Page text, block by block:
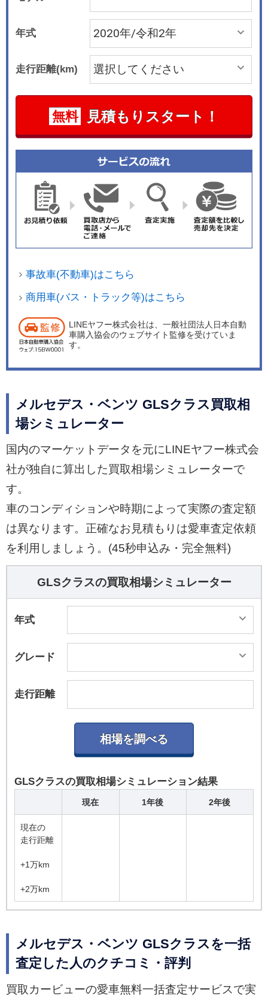
スカバーで融合させることでドアパネルまで流れ
るようなデザインとしたほか、スイッチ類も金属
の質感を備えたデザインに一新。前席にはシート
ベンチレーターやステアリングヒーター、温冷機
能付きカップホルダーを装着した。 ホイールベー
スの延長によって居住性や積載性も向上してお
り、2列目シートには電動シートバックによる前
後スライド機能を装着。もっとも後方にスライド
20：40分割可倒式バックレストや左右ヘッドレス
トの高さ調整は電動とした。2人掛けの3列目シー
トは全モデルに標準となり、可倒式でありながら
身長194ｃｍの乗員にも対応する。3列目シート使
用時のラゲッジルームは470Lを確保し、2、3列目
シートを倒すことで最大2400Lに拡大される。ま
がり、よりスムーズな荷物の出し入れが可能とい
う。 ラインアップは最高出力243kW（330ps）、
ィーゼルターボを搭載する「GLS400d 4MATI
C」、最高出力360kW（489ps）、最大トルク700
50Nmを発生するモーター（ISG）で構成されたマ
イルドハイブリッド機構を備えた「GLS580 4MA
TICスポーツ」の2モデル。両モデルとも9速ATが
組み合わされ、前後100：0～0：100の連続可変
でトルク配分を行い、オンロードとオフロードの
性能をレベルアップさせた新開発の4MATICを採
用した。また、オフロード走行用のローレンジギ
ヤを備える「オフロードエンジニアリングパッケ
ージ」がオプションとして用意されている。 足ま
わりは「ADS PLUS（アダプティブ・ダンピン
グ・システム プラス）」を搭載したエアマチック
サスペンションを標準装備。さらにGLS580 4MA
TICスポーツには凹凸の激しい路面を走行する際
にエネルギーの回収を行う「E-ACTIV BODY CO
脱出モードが設定されており、砂地でスタックし
て動けなくなるといったトラブルから容易に抜け
出せるような支援が行われるという。また、この
サスペンションにはダイナミックカーブ機能「CU
うにボディを内側に3段階で傾けることで、乗員
に感じられる遠心力を低減。カメラで路面を監視
サスペンションが対応、凹凸の大部分を吸収する
「ロードサーフィススキャン」機能も備わってい
る。
年式
走行距離(km)
無料 見積もりスタート！
事故車(不動車)はこちら
商用車(バス・トラック等)はこちら
LINEヤフー株式会社は、一般社団法人日本自動
車購入協会のウェブサイト監修を受けていま
す。
メルセデス・ベンツ GLSクラス買取相
場シミュレーター
国内のマーケットデータを元にLINEヤフー株式会
社が独自に算出した買取相場シミュレーターで
す。
車のコンディションや時期によって実際の査定額
は異なります。正確なお見積もりは愛車査定依頼
を利用しましょう。(45秒申込み・完全無料)
GLSクラスの買取相場シミュレーター
年式
グレード
走行距離
GLSクラスの買取相場シミュレーション結果
現在 1年後 2年後
現在の
走行距離
+1万km
+2万km
メルセデス・ベンツ GLSクラスを一括
査定した人のクチコミ・評判
買取カービューの愛車無料一括査定サービスで実